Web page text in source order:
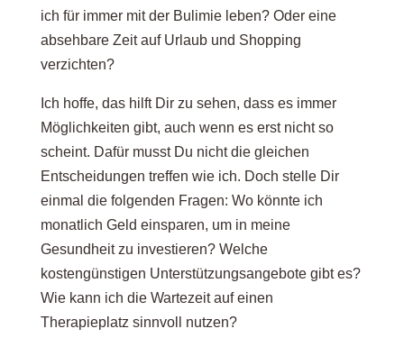
ich für immer mit der Bulimie leben? Oder eine
absehbare Zeit auf Urlaub und Shopping
verzichten?
Ich hoffe, das hilft Dir zu sehen, dass es immer
Möglichkeiten gibt, auch wenn es erst nicht so
scheint. Dafür musst Du nicht die gleichen
Entscheidungen treffen wie ich. Doch stelle Dir
einmal die folgenden Fragen: Wo könnte ich
monatlich Geld einsparen, um in meine
Gesundheit zu investieren? Welche
kostengünstigen Unterstützungsangebote gibt es?
Wie kann ich die Wartezeit auf einen
Therapieplatz sinnvoll nutzen?